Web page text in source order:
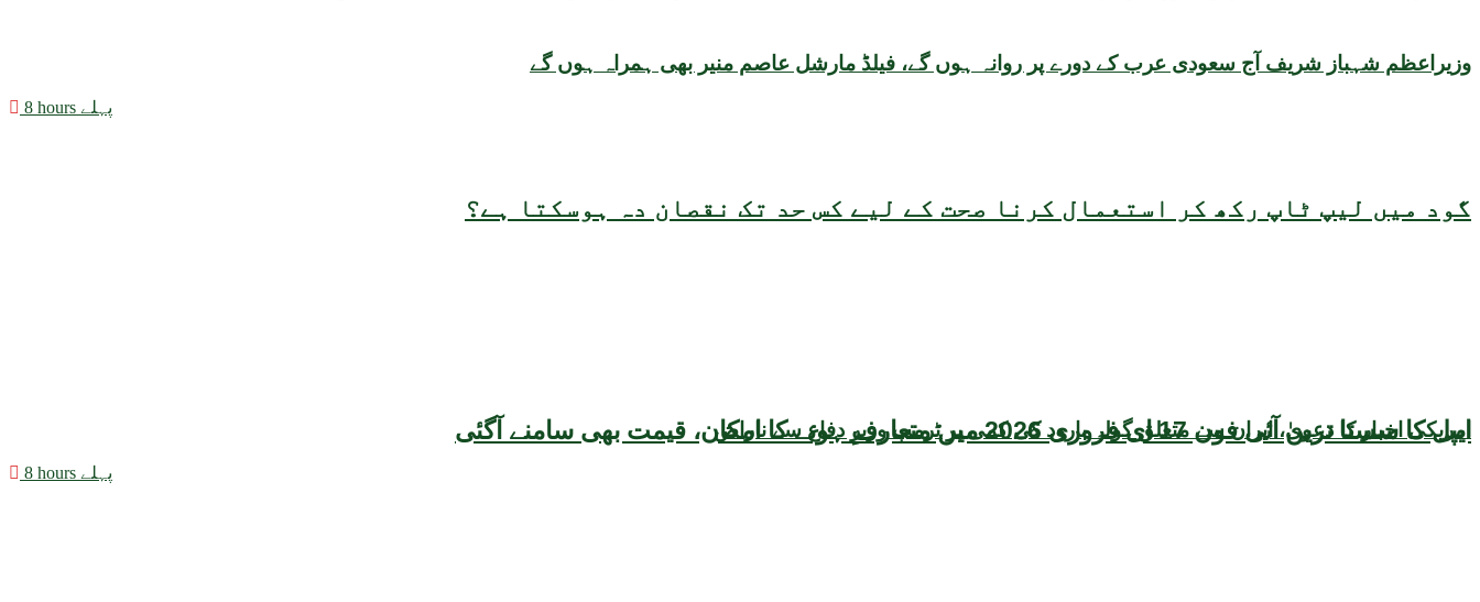
گود میں لیپ ٹاپ رکھ کر استعمال کرنا صحت کے لیے کس حد تک نقصان دہ ہوسکتا ہے؟
ایپل کا سستا ترین آئی فون 17 ای فروری 2026 میں متعارف ہونے کا امکان، قیمت بھی سامنے آگئی
وزیراعظم شہباز شریف آج سعودی عرب کے دورے پر روانہ ہوں گے، فیلڈ مارشل عاصم منیر بھی ہمراہ ہوں گے
8 hours پہلے
امریکی اخبار کا دعویٰ، ایران سے متعلق گولہ بارود کی کمی پر ٹرمپ وزیرِ دفاع سے ناراض
8 hours پہلے